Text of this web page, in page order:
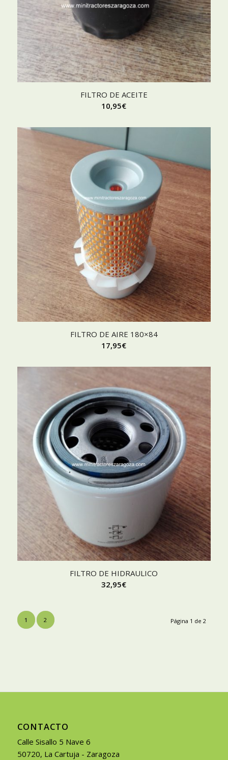
FILTRO DE ACEITE
10,95€
FILTRO DE AIRE 180×84
17,95€
FILTRO DE HIDRAULICO
32,95€
Página 1 de 2
1 2
CONTACTO
Calle Sisallo 5 Nave 6
50720, La Cartuja - Zaragoza